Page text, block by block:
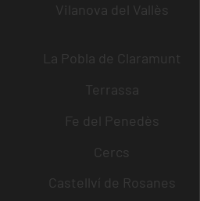
Vilanova del Vallès
La Pobla de Claramunt
Terrassa
Fe del Penedès
Cercs
Castellví de Rosanes